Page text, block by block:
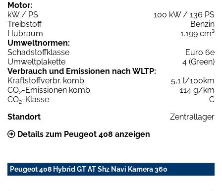
Motor:
kW / PS
100 kW / 136 PS
Treibstoff
Benzin
Hubraum
1.199 cm³
Umweltnormen:
Schadstoffklasse
Euro 6e
Umweltplakette
4 (Green)
Verbrauch und Emissionen nach WLTP:
Kraftstoffverbr. komb.
5,1 l/100km
CO2-Emissionen komb.
114 g/km
CO2-Klasse
C
Standort
Zentrallager
Details zum Peugeot 408 anzeigen
Peugeot 408 Hybrid GT AT Shz Navi Kamera 360